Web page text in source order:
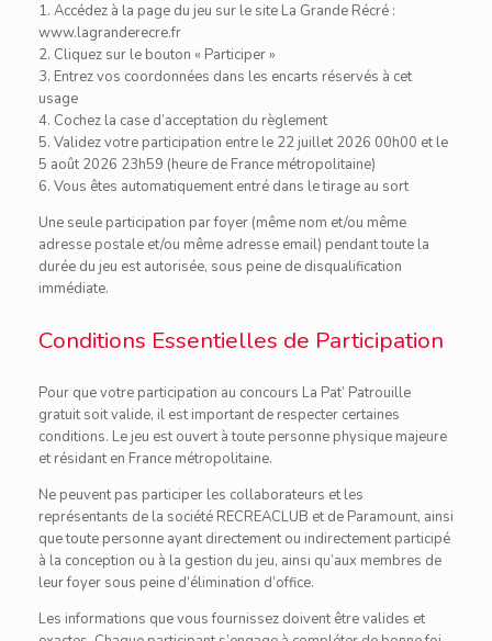
1. Accédez à la page du jeu sur le site La Grande Récré :
www.lagranderecre.fr
2. Cliquez sur le bouton « Participer »
3. Entrez vos coordonnées dans les encarts réservés à cet
usage
4. Cochez la case d’acceptation du règlement
5. Validez votre participation entre le 22 juillet 2026 00h00 et le
5 août 2026 23h59 (heure de France métropolitaine)
6. Vous êtes automatiquement entré dans le tirage au sort
Une seule participation par foyer (même nom et/ou même
adresse postale et/ou même adresse email) pendant toute la
durée du jeu est autorisée, sous peine de disqualification
immédiate.
Conditions Essentielles de Participation
Pour que votre participation au concours La Pat’ Patrouille
gratuit soit valide, il est important de respecter certaines
conditions. Le jeu est ouvert à toute personne physique majeure
et résidant en France métropolitaine.
Ne peuvent pas participer les collaborateurs et les
représentants de la société RECREACLUB et de Paramount, ainsi
que toute personne ayant directement ou indirectement participé
à la conception ou à la gestion du jeu, ainsi qu’aux membres de
leur foyer sous peine d’élimination d’office.
Les informations que vous fournissez doivent être valides et